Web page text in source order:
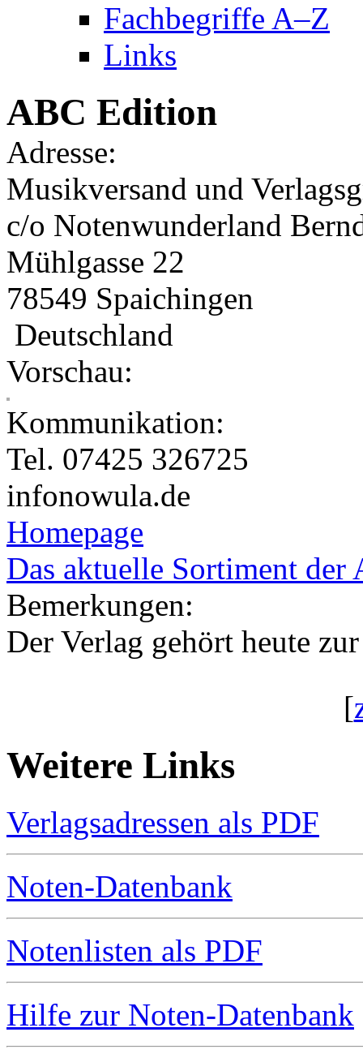
Fachbegriffe A–Z
Links
ABC Edition
Adresse:
Musikversand und
c/o Notenwunderland
Mühlgasse 22
78549 Spaichingen
Deutschland
Vorschau:
Kommunikation:
Tel. 07425 326725
infonowula.de
Homepage
Das aktuelle Sortiment
Bemerkungen:
Der Verlag gehört heute
[
Weitere Links
Verlagsadressen als PDF
Noten-Datenbank
Notenlisten als PDF
Hilfe zur Noten-Datenbank